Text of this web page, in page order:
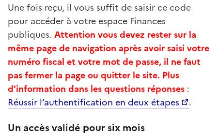
Une fois reçu, il vous suffit de saisir ce code
pour accéder à votre espace Finances
publiques. Attention vous devez rester sur la
même page de navigation après avoir saisi votre
numéro fiscal et votre mot de passe, il ne faut
pas fermer la page ou quitter le site. Plus
d'information dans les questions réponses :
Réussir l’authentification en deux étapes
.
Un accès validé pour six mois